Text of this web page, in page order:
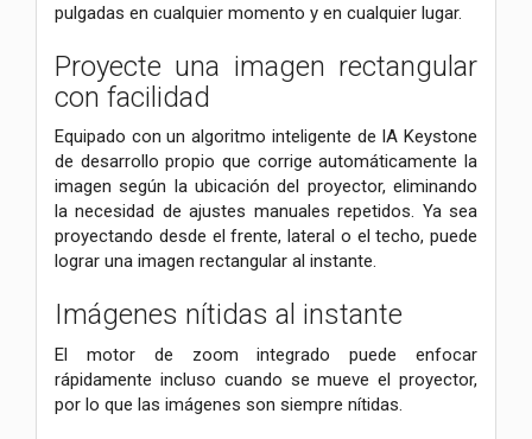
pulgadas en cualquier momento y en cualquier lugar.
Proyecte una imagen rectangular
con facilidad
Equipado con un algoritmo inteligente de IA Keystone
de desarrollo propio que corrige automáticamente la
imagen según la ubicación del proyector, eliminando
la necesidad de ajustes manuales repetidos. Ya sea
proyectando desde el frente, lateral o el techo, puede
lograr una imagen rectangular al instante.
Imágenes nítidas al instante
El motor de zoom integrado puede enfocar
rápidamente incluso cuando se mueve el proyector,
por lo que las imágenes son siempre nítidas.